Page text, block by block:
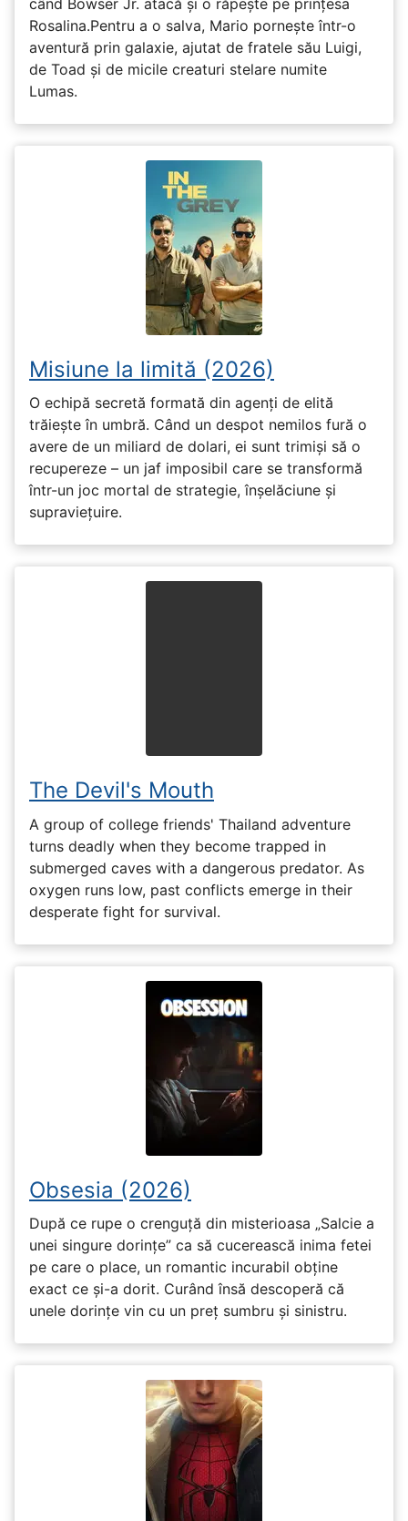
când Bowser Jr. atacă și o răpește pe prinţesa
Rosalina.Pentru a o salva, Mario pornește într-o
aventură prin galaxie, ajutat de fratele său Luigi,
de Toad și de micile creaturi stelare numite
Lumas.
Misiune la limită (2026)
O echipă secretă formată din agenți de elită
trăiește în umbră. Când un despot nemilos fură o
avere de un miliard de dolari, ei sunt trimiși să o
recupereze – un jaf imposibil care se transformă
într-un joc mortal de strategie, înșelăciune și
supraviețuire.
The Devil's Mouth
A group of college friends' Thailand adventure
turns deadly when they become trapped in
submerged caves with a dangerous predator. As
oxygen runs low, past conflicts emerge in their
desperate fight for survival.
Obsesia (2026)
După ce rupe o crenguță din misterioasa „Salcie a
unei singure dorințe” ca să cucerească inima fetei
pe care o place, un romantic incurabil obține
exact ce și-a dorit. Curând însă descoperă că
unele dorințe vin cu un preț sumbru și sinistru.